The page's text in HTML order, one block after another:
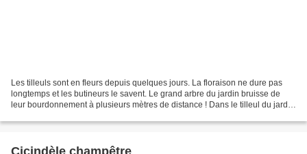
Les tilleuls sont en fleurs depuis quelques jours. La floraison ne dure pas
longtemps et les butineurs le savent. Le grand arbre du jardin bruisse de
leur bourdonnement à plusieurs mètres de distance ! Dans le tilleul du jardin
Cicindèle champêtre